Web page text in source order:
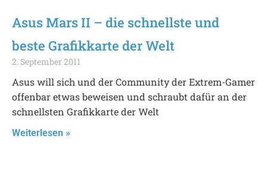
Asus Mars II – die schnellste und
beste Grafikkarte der Welt
2. September 2011
Asus will sich und der Community der Extrem-Gamer
offenbar etwas beweisen und schraubt dafür an der
schnellsten Grafikkarte der Welt
Weiterlesen »